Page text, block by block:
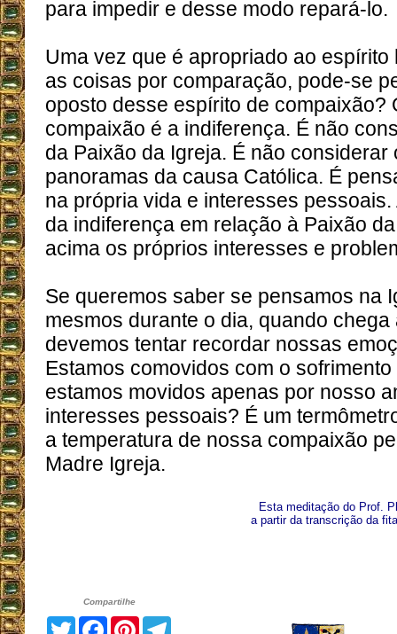
para impedir e desse modo repará-lo.
Uma vez que é apropriado ao espírito
as coisas por comparação, pode-se
oposto desse espírito de compaixão?
compaixão é a indiferença. É não
da Paixão da Igreja. É não considerar
panoramas da causa Católica. É
na própria vida e interesses
da indiferença em relação à Paixão
acima os próprios interesses e
Se queremos saber se pensamos na
mesmos durante o dia, quando chega
devemos tentar recordar nossas
Estamos comovidos com o
estamos movidos apenas por nosso
interesses pessoais? É um
a temperatura de nossa compaixão
Madre Igreja.
Esta meditação do Prof.
a partir da transcrição da
Compartilhe
TwitterFacebook
Pinterest